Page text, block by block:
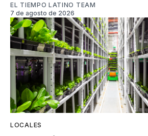
EL TIEMPO LATINO TEAM
7 de agosto de 2026
LOCALES